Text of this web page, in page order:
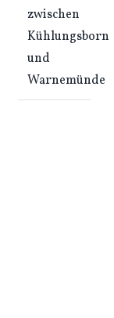
zwischen
Kühlungsborn
und
Warnemünde